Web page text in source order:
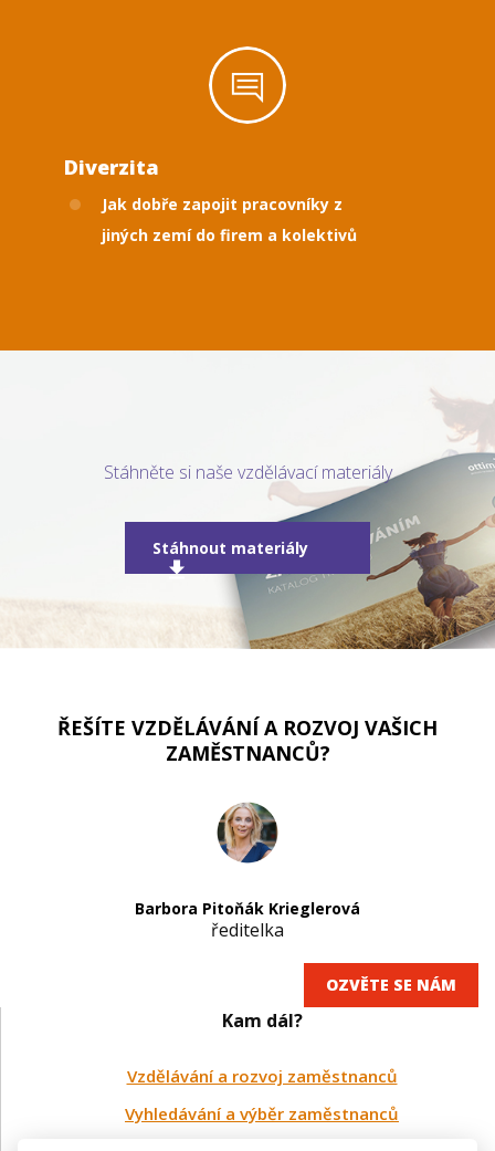
Diverzita
Jak dobře zapojit pracovníky z
jiných zemí do firem a kolektivů
Stáhněte si naše vzdělávací materiály
Stáhnout materiály
ŘEŠÍTE VZDĚLÁVÁNÍ A ROZVOJ VAŠICH
ZAMĚSTNANCŮ?
Barbora Pitoňák Krieglerová
ředitelka
OZVĚTE SE NÁM
Kam dál?
Vzdělávání a rozvoj zaměstnanců
Vyhledávání a výběr zaměstnanců